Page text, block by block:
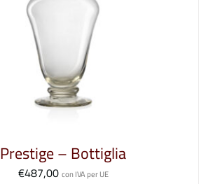
Prestige – Bottiglia
€487,00 con IVA per UE